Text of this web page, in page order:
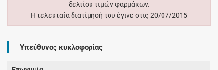
δελτίου τιμών φαρμάκων.
Η τελευταία διατίμησή του έγινε στις 20/07/2015
Υπεύθυνος κυκλοφορίας